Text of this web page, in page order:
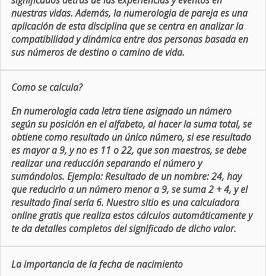
nuestras vidas. Además, la numerologia de pareja es una
aplicación de esta disciplina que se centra en analizar la
compatibilidad y dinámica entre dos personas basada en
sus números de destino o camino de vida.
Como se calcula?
En numerologia cada letra tiene asignado un número
según su posición en el alfabeto, al hacer la suma total, se
obtiene como resultado un único número, si ese resultado
es mayor a 9, y no es 11 o 22, que son maestros, se debe
realizar una reducción separando el número y
sumándolos. Ejemplo: Resultado de un nombre: 24, hay
que reducirlo a un número menor a 9, se suma 2 + 4, y el
resultado final sería 6. Nuestro sitio es una calculadora
online gratis que realiza estos cálculos automáticamente y
te da detalles completos del significado de dicho valor.
La importancia de la fecha de nacimiento